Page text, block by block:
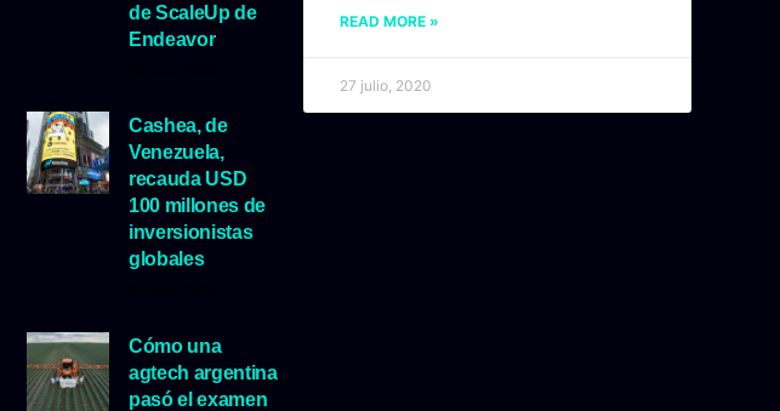
de ScaleUp de
Endeavor
Cashea, de
Venezuela,
recauda USD
100 millones de
inversionistas
globales
Cómo una
agtech argentina
pasó el examen
READ MORE »
27 julio, 2020